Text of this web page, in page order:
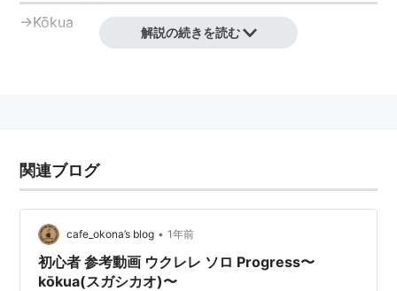
→Kōkua
解説の続きを読む
関連ブログ
cafe_okona’s blog • 1年前
初心者 参考動画 ウクレレ ソロ Progress〜
kōkua(スガシカオ)〜